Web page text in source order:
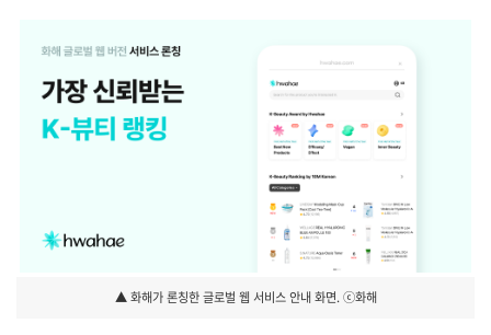
▲ 화해가 론칭한 글로벌 웹 서비스 안내 화면. ⓒ화해